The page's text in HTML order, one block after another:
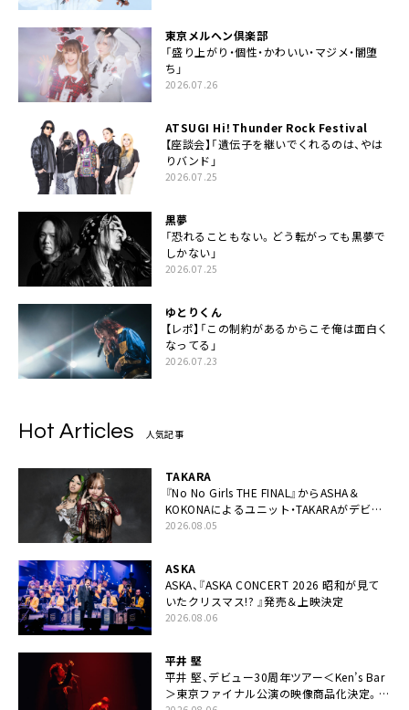
東京メルヘン倶楽部
「盛り上がり・個性・かわいい・マジメ・闇堕
ち」
2026.07.26
ATSUGI Hi！Thunder Rock Festival
【座談会】「遺伝子を継いでくれるのは、やは
りバンド」
2026.07.25
黒夢
「恐れることもない。どう転がっても黒夢で
しかない」
2026.07.25
ゆとりくん
【レポ】「この制約があるからこそ俺は面白く
なってる」
2026.07.23
Hot Articles 人気記事
TAKARA
『No No Girls THE FINAL』からASHA＆
KOKONAによるユニット・TAKARAがデビュ
ー
2026.08.05
ASKA
ASKA、『ASKA CONCERT 2026 昭和が見て
いたクリスマス!? 』発売＆上映決定
2026.08.06
平井 堅
平井 堅、デビュー30周年ツアー＜Ken’s Bar
＞東京ファイナル公演の映像商品化決定。ブ